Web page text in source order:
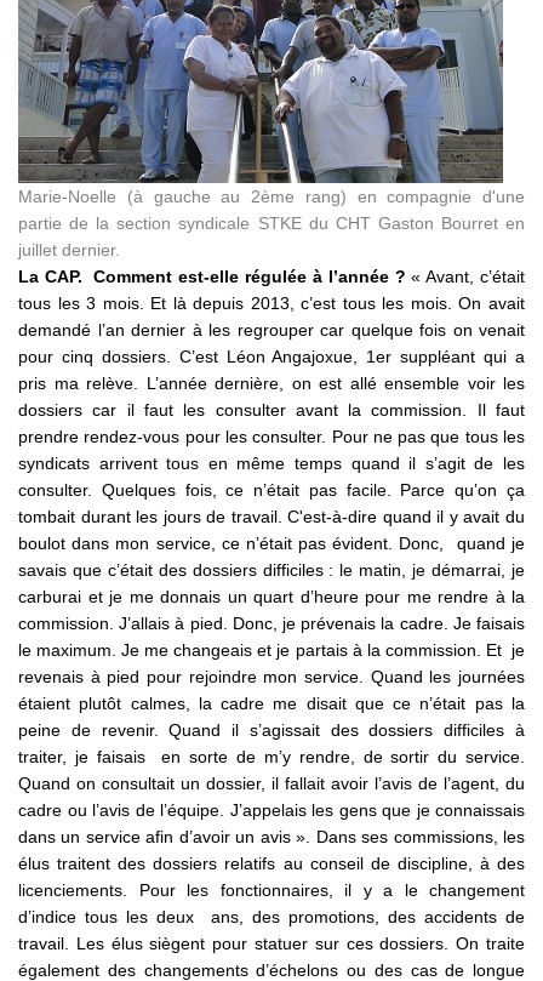
Marie-Noelle (à gauche au 2ème rang) en compagnie d'une
partie de la section syndicale STKE du CHT Gaston Bourret en
juillet dernier.
La CAP. Comment est-elle régulée à l’année ?« Avant, c’était
tous les 3 mois. Et là depuis 2013, c’est tous les mois. On avait
demandé l’an dernier à les regrouper car quelque fois on venait
pour cinq dossiers. C’est Léon Angajoxue, 1er suppléant qui a
pris ma relève. L’année dernière, on est allé ensemble voir les
dossiers car il faut les consulter avant la commission. Il faut
prendre rendez-vous pour les consulter. Pour ne pas que tous les
syndicats arrivent tous en même temps quand il s’agit de les
consulter. Quelques fois, ce n’était pas facile. Parce qu’on ça
tombait durant les jours de travail. C'est-à-dire quand il y avait du
boulot dans mon service, ce n’était pas évident. Donc, quand je
savais que c’était des dossiers difficiles : le matin, je démarrai, je
carburai et je me donnais un quart d’heure pour me rendre à la
commission. J’allais à pied. Donc, je prévenais la cadre. Je faisais
le maximum. Je me changeais et je partais à la commission. Et je
revenais à pied pour rejoindre mon service. Quand les journées
étaient plutôt calmes, la cadre me disait que ce n’était pas la
peine de revenir. Quand il s’agissait des dossiers difficiles à
traiter, je faisais en sorte de m’y rendre, de sortir du service.
Quand on consultait un dossier, il fallait avoir l’avis de l’agent, du
cadre ou l’avis de l’équipe. J’appelais les gens que je connaissais
dans un service afin d’avoir un avis ». Dans ses commissions, les
élus traitent des dossiers relatifs au conseil de discipline, à des
licenciements. Pour les fonctionnaires, il y a le changement
d’indice tous les deux ans, des promotions, des accidents de
travail. Les élus siègent pour statuer sur ces dossiers. On traite
également des changements d’échelons ou des cas de longue